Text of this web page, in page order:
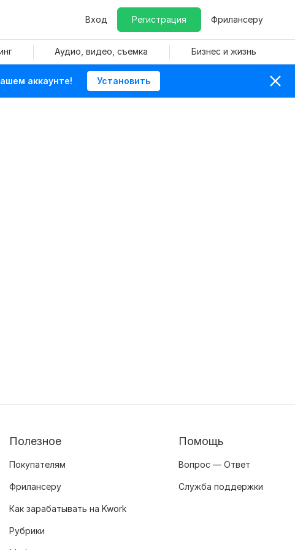
Вход Регистрация Фрилансеру
Аудио, видео, съемка Бизнес и жизнь
аккаунте! Установить
Полезное
Покупателям
Фрилансеру
Как зарабатывать на Kwork
Рубрики
Помощь
Вопрос — Ответ
Служба поддержки